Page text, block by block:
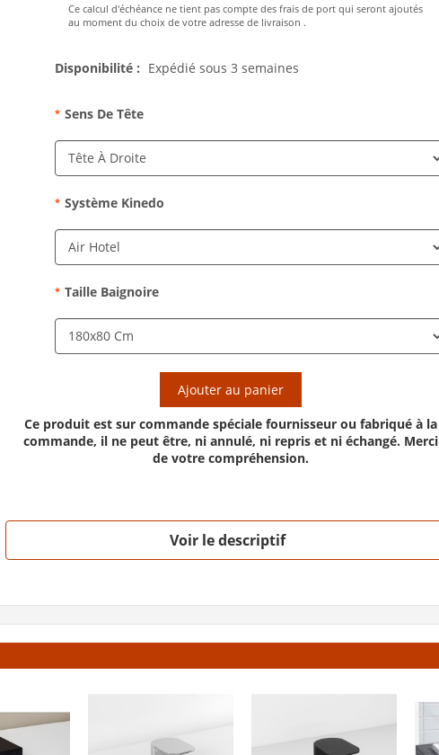
Ce calcul d'échéance ne tient pas compte des frais de port qui seront ajoutés
au moment du choix de votre adresse de livraison .
Disponibilité : Expédié sous 3 semaines
* Sens De Tête
* Système Kinedo
* Taille Baignoire
Ajouter au panier
Ce produit est sur commande spéciale fournisseur ou fabriqué à la
commande, il ne peut être, ni annulé, ni repris et ni échangé. Merci
de votre compréhension.
Voir le descriptif